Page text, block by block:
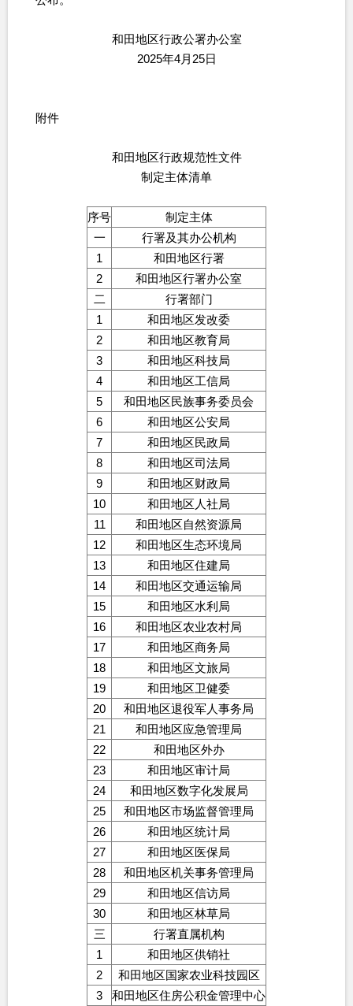
和田地区行政公署办公室
2025年4月25日
附件
和田地区行政规范性文件
制定主体清单
序号
制定主体
一
行署及其办公机构
1
和田地区行署
2
和田地区行署办公室
二
行署部门
1
和田地区发改委
2
和田地区教育局
3
和田地区科技局
4
和田地区工信局
5
和田地区民族事务委员会
6
和田地区公安局
7
和田地区民政局
8
和田地区司法局
9
和田地区财政局
10
和田地区人社局
11
和田地区自然资源局
12
和田地区生态环境局
13
和田地区住建局
14
和田地区交通运输局
15
和田地区水利局
16
和田地区农业农村局
17
和田地区商务局
18
和田地区文旅局
19
和田地区卫健委
20
和田地区退役军人事务局
21
和田地区应急管理局
22
和田地区外办
23
和田地区审计局
24
和田地区数字化发展局
25
和田地区市场监督管理局
26
和田地区统计局
27
和田地区医保局
28
和田地区机关事务管理局
29
和田地区信访局
30
和田地区林草局
三
行署直属机构
1
和田地区供销社
2
和田地区国家农业科技园区
3
和田地区住房公积金管理中心